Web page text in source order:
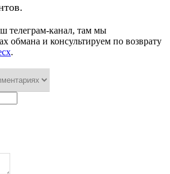
телеграм-канал, там мы
обмана и консультируем по возврату
.